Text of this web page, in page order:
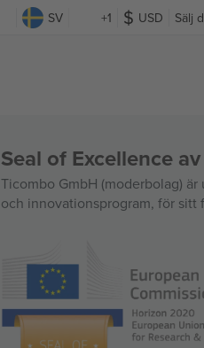
SV +1 USD Sälj
Seal of Excellence
Ticombo GmbH (moderbolag)
och innovationsprogram, för sitt